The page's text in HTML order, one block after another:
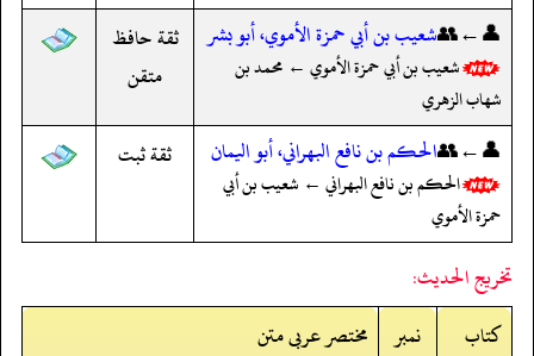
👤←👥شعيب بن أبي حمزة الأموي، أبو بشر
شعيب بن أبي حمزة الأموي ← محمد بن
شهاب الزهري
ثقة حافظ
متقن
👤←👥الحكم بن نافع البهراني، أبو اليمان
الحكم بن نافع البهراني ← شعيب بن أبي
حمزة الأموي
ثقة ثبت
تخريج الحديث:
کتاب
نمبر
مختصر عربی متن